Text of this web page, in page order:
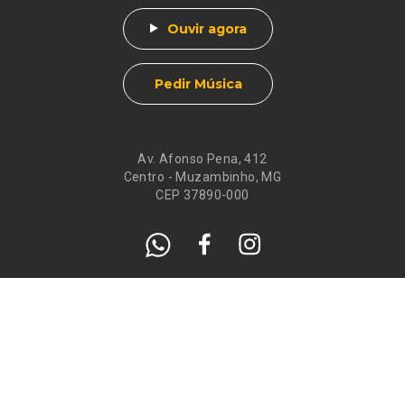
Av. Afonso Pena, 412
Centro - Muzambinho, MG
CEP 37890-000
Ouvir agora
Pedir Música